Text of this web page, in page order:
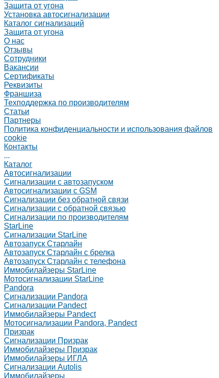
Защита от угона
Установка автосигнализации
Каталог сигнализаций
Защита от угона
О нас
Отзывы
Сотрудники
Вакансии
Сертификаты
Реквизиты
Франшиза
Техподдержка по производителям
Статьи
Партнеры
Политика конфиденциальности и использования файлов
cookie
Контакты
...
Каталог
Автосигнализации
Сигнализации с автозапуском
Автосигнализации с GSM
Сигнализации без обратной связи
Сигнализации с обратной связью
Сигнализации по производителям
StarLine
Сигнализации StarLine
Автозапуск Старлайн
Автозапуск Старлайн с брелка
Автозапуск Старлайн с телефона
Иммобилайзеры StarLine
Мотосигнализации StarLine
Pandora
Сигнализации Pandora
Сигнализации Pandect
Иммобилайзеры Pandect
Мотосигнализации Pandora, Pandect
Призрак
Сигнализации Призрак
Иммобилайзеры Призрак
Иммобилайзеры ИГЛА
Сигнализации Autolis
Иммобилайзеры